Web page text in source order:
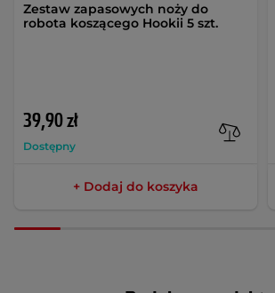
Zestaw zapasowych noży do
robota koszącego Hookii 5 szt.
39,90 zł
Dostępny
+ Dodaj do koszyka